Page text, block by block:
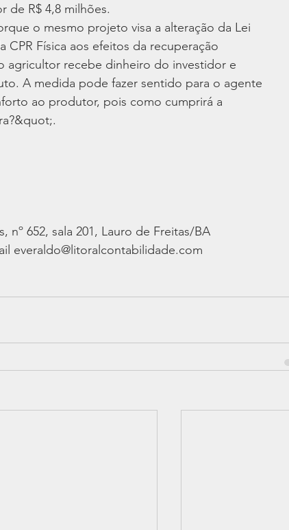
de R$ 4,8 milhões.
o mesmo projeto visa a alteração da Lei
CPR Física aos efeitos da recuperação
agricultor recebe dinheiro do investidor e
A medida pode fazer sentido para o agente
ao produtor, pois como cumprirá a
652, sala 201, Lauro de Freitas/BA
everaldo@litoralcontabilidade.com